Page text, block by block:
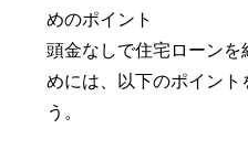
めのポイント
頭金なしで住宅ローンを
めには、以下のポイント
う。